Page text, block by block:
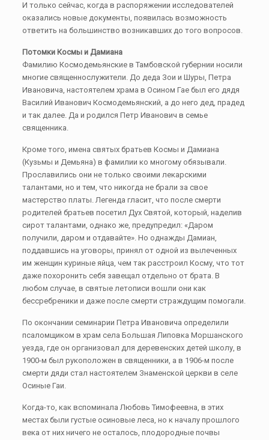
И только сейчас, когда в распоряжении исследователей
оказались новые документы, появилась возможность
ответить на большинство возникавших до того вопросов.
Потомки Космы и Дамиана
Фамилию Космодемьянские в Тамбовской губернии носили
многие священнослужители. До деда Зои и Шуры, Петра
Ивановича, настоятелем храма в Осином Гае был его дядя
Василий Иванович Космодемьянский, а до него дед, прадед
и так далее. Да и родился Петр Иванович в семье
священника.
Кроме того, имена святых братьев Космы и Дамиана
(Кузьмы и Демьяна) в фамилии ко многому обязывали.
Прославились они не только своими лекарскими
талантами, но и тем, что никогда не брали за свое
мастерство платы. Легенда гласит, что после смерти
родителей братьев посетил Дух Святой, который, наделив
сирот талантами, однако же, предупредил: «Даром
получили, даром и отдавайте». Но однажды Дамиан,
поддавшись на уговоры, принял от одной из вылеченных
им женщин куриные яйца, чем так расстроил Косму, что тот
даже похоронить себя завещал отдельно от брата. В
любом случае, в святые летописи вошли они как
бессребреники и даже после смерти страждущим помогали.
По окончании семинарии Петра Ивановича определили
псаломщиком в храм села Большая Липовка Моршанского
уезда, где он организовал для деревенских детей школу, в
1900-м был рукоположен в священники, а в 1906-м после
смерти дяди стал настоятелем Знаменской церкви в селе
Осиные Гаи.
Когда-то, как вспоминала Любовь Тимофеевна, в этих
местах были густые осиновые леса, но к началу прошлого
века от них ничего не осталось, плодородные почвы